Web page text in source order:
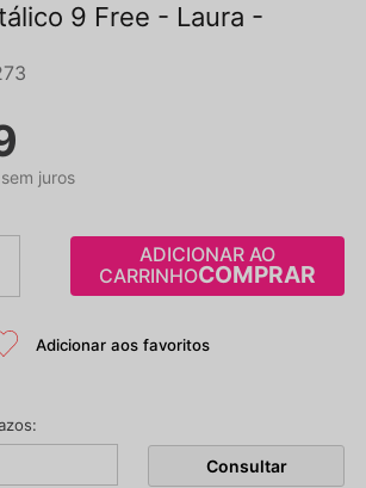
9 Free - Laura -
sem juros
ADICIONAR AO
CARRINHO